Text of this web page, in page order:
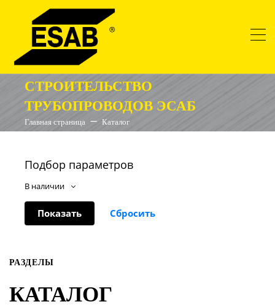
СТРОИТЕЛЬСТВО
ТРУБОПРОВОДОВ ЭСАБ
Главная страница Каталог
Подбор параметров
В наличии
РАЗДЕЛЫ
КАТАЛОГ